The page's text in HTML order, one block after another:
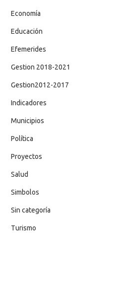
Economía
Educación
Efemerides
Gestion 2018-2021
Gestion2012-2017
Indicadores
Municipios
Política
Proyectos
Salud
Simbolos
Sin categoría
Turismo